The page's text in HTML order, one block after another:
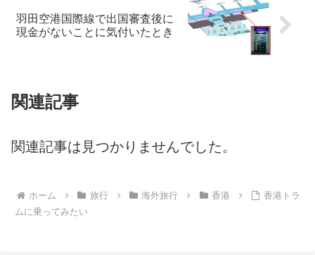
羽田空港国際線で出国審査後に
現金がないことに気付いたとき
関連記事
関連記事は見つかりませんでした。
ホーム 旅行 海外旅行 香港
香港トラ
ムに乗ってみたい